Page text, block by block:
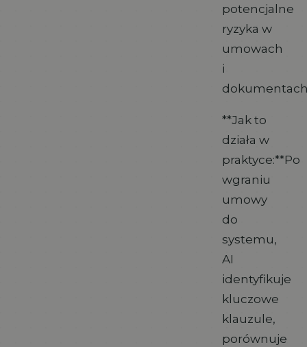
potencjalne
ryzyka w
umowach
i
**Jak to
działa w
praktyce:**Po
wgraniu
umowy
do
systemu,
AI
identyfikuje
kluczowe
klauzule,
porównuje